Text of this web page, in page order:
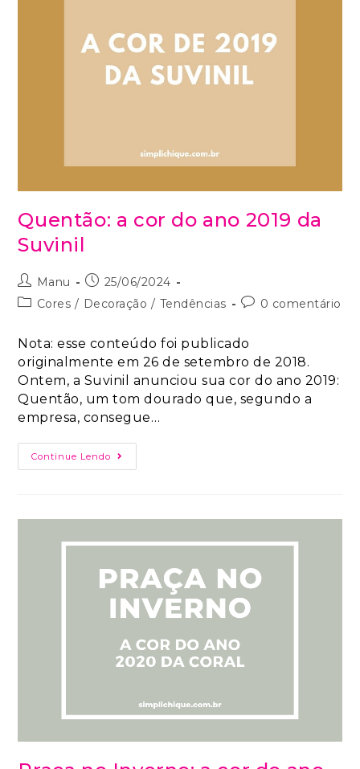
Quentão: a cor do ano 2019 da
Suvinil
Manu
25/06/2024
Cores / Decoração / Tendências 0 comentário
Nota: esse conteúdo foi publicado
originalmente em 26 de setembro de 2018.
Ontem, a Suvinil anunciou sua cor do ano 2019:
Quentão, um tom dourado que, segundo a
empresa, consegue…
Continue Lendo